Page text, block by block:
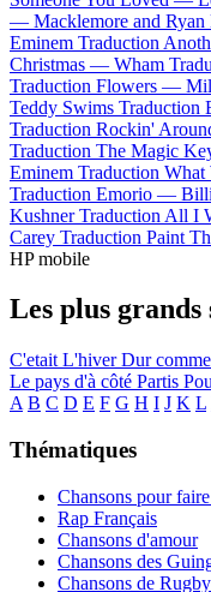
— Macklemore and
Eminem Traduction
Christmas — Wham
Traduction Flowers —
Teddy Swims
Traduction Rockin'
Traduction The Magic
Eminem Traduction
Traduction Emorio —
Kushner Traduction All I
Carey Traduction Paint
HP mobile
Les plus grands
C'etait L'hiverDur
Le pays d'à côté Partis
A B C D E F G H I J K L
Thématiques
Chansons pour
Rap Français
Chansons d'amour
Chansons des
Chansons de